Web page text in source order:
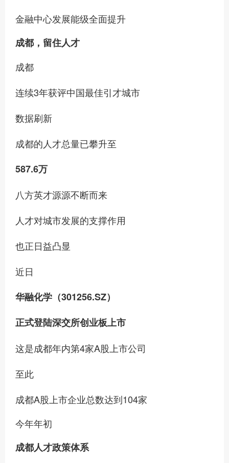
金融中心发展能级全面提升
成都，留住人才
成都
连续3年获评中国最佳引才城市
数据刷新
成都的人才总量已攀升至
587.6万
八方英才源源不断而来
人才对城市发展的支撑作用
也正日益凸显
近日
华融化学（301256.SZ）
正式登陆深交所创业板上市
这是成都年内第4家A股上市公司
至此
成都A股上市企业总数达到104家
今年年初
成都人才政策体系